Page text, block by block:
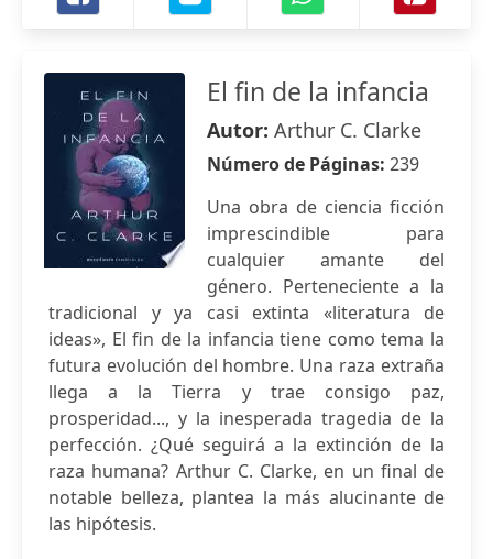
El fin de la infancia
Autor: Arthur C. Clarke
Número de Páginas: 239
Una obra de ciencia ficción
imprescindible para
cualquier amante del
género. Perteneciente a la
tradicional y ya casi extinta «literatura de
ideas», El fin de la infancia tiene como tema la
futura evolución del hombre. Una raza extraña
llega a la Tierra y trae consigo paz,
prosperidad..., y la inesperada tragedia de la
perfección. ¿Qué seguirá a la extinción de la
raza humana? Arthur C. Clarke, en un final de
notable belleza, plantea la más alucinante de
las hipótesis.